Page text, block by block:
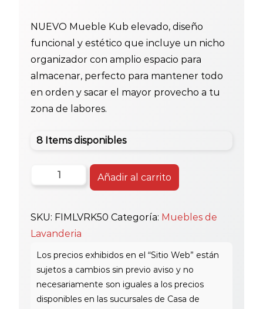
NUEVO Mueble Kub elevado, diseño
funcional y estético que incluye un nicho
organizador con amplio espacio para
almacenar, perfecto para mantener todo
en orden y sacar el mayor provecho a tu
zona de labores.
8 Items disponibles
Firplak
Mueble
Kub
50X50
Blanco
cantidad
Añadir al carrito
SKU: FIMLVRK50 Categoría: Muebles de
Lavanderia